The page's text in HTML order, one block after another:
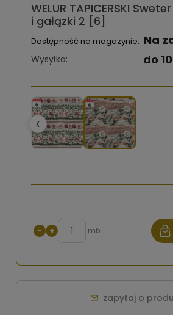
WELUR TAPICERSKI
i gałązki 2 [6]
Dostępność na magazynie: Na
Wysyłka: do
‹
− + mb
zapytaj o